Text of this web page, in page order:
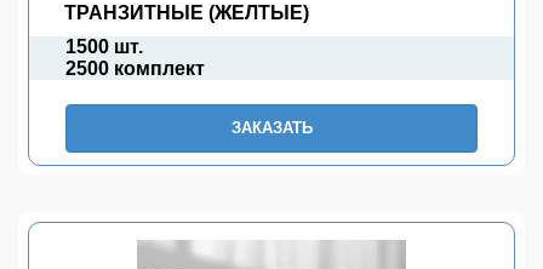
ТРАНЗИТНЫЕ (ЖЕЛТЫЕ)
1500 шт.
2500 комплект
ЗАКАЗАТЬ